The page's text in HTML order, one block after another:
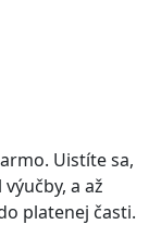
Uistíte sa,
a až
platenej časti.